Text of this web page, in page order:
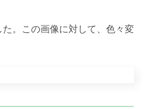
。この画像に対して、色々変